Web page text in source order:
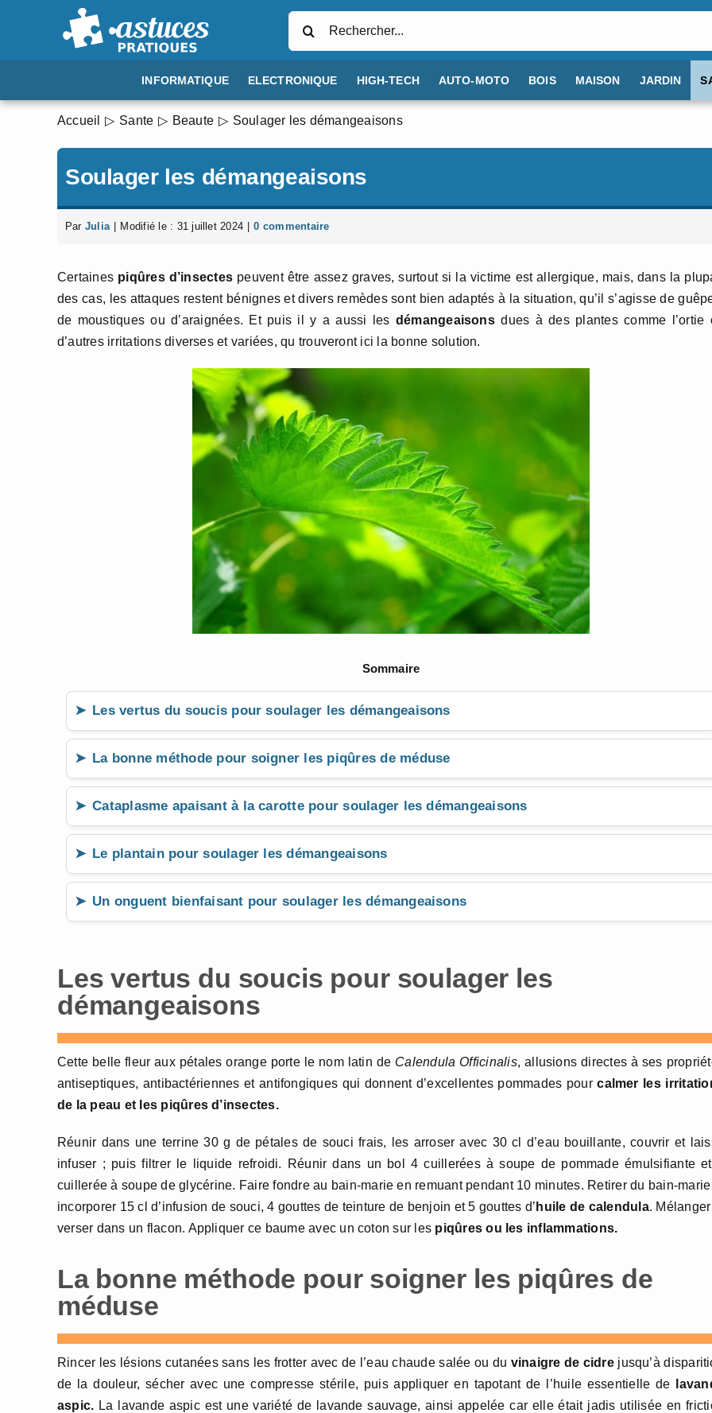
INFORMATIQUE ELECTRONIQUE HIGH-TECH AUTO-MOTO BOIS MAISON JARDIN
Accueil Sante Beaute Soulager les démangeaisons
Soulager les démangeaisons
Par Julia Modifié le : 31 juillet 2024 0 commentaire
Certaines piqûres d’insectes peuvent être assez graves, surtout si la victime est allergique, mais, dans la
des cas, les attaques restent bénignes et divers remèdes sont bien adaptés à la situation, qu’il s’agisse de
de moustiques ou d’araignées. Et puis il y a aussi les démangeaisonsdues à des plantes comme l’ortie
d’autres irritations diverses et variées, qu trouveront ici la bonne solution.
Sommaire
Les vertus du soucis pour soulager les démangeaisons
La bonne méthode pour soigner les piqûres de méduse
Cataplasme apaisant à la carotte pour soulager les démangeaisons
Le plantain pour soulager les démangeaisons
Un onguent bienfaisant pour soulager les démangeaisons
Les vertus du soucis pour soulager les
démangeaisons
Cette belle fleur aux pétales orange porte le nom latin de Calendula Officinalis, allusions directes à ses
antiseptiques, antibactériennes et antifongiques qui donnent d’excellentes pommades pourcalmer les
de la peau et les piqûres d’insectes.
Réunir dans une terrine 30 g de pétales de souci frais, les arroser avec 30 cl d’eau bouillante, couvrir et
infuser ; puis filtrer le liquide refroidi. Réunir dans un bol 4 cuillerées à soupe de pommade émulsifiante
cuillerée à soupe de glycérine. Faire fondre au bain-marie en remuant pendant 10 minutes. Retirer du bain-
incorporer 15 cl d’infusion de souci, 4 gouttes de teinture de benjoin et 5 gouttes d’ huile de calendula.
verser dans un flacon. Appliquer ce baume avec un coton sur les piqûres ou les inflammations.
La bonne méthode pour soigner les piqûres de
méduse
Rincer les lésions cutanées sans les frotter avec de l’eau chaude salée ou du vinaigre de cidrejusqu’à
de la douleur, sécher avec une compresse stérile, puis appliquer en tapotant de l’huile essentielle de
aspic. La lavande aspic est une variété de lavande sauvage, ainsi appelée car elle était jadis utilisée en